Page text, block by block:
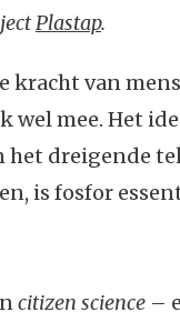
Plastap.
kracht van
mee. Het
het dreigende
is fosfor
citizen science–